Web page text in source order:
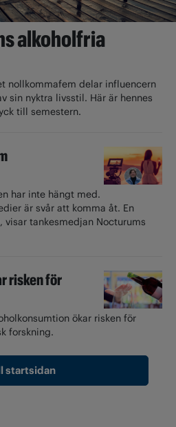
alkoholfria
nollkommafem delar influencern
sin nyktra livsstil. Här är hennes
till semestern.
har inte hängt med.
är svår att komma åt. En
tankesmedjan Nocturums
risken för
ökar risken för
forskning.
startsidan